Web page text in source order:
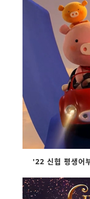
'22 신협 평생어